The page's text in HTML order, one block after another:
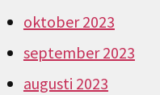
oktober 2023
september 2023
augusti 2023